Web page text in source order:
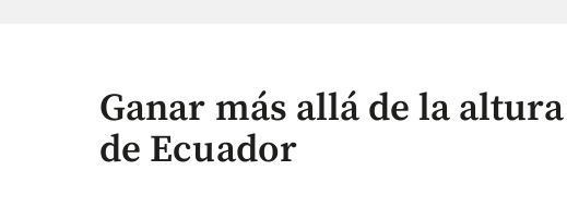
Ganar más allá de la
de Ecuador